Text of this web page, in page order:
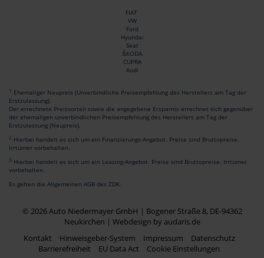
FIAT
VW
Ford
Hyundai
Seat
ŠKODA
CUPRA
Audi
1 Ehemaliger Neupreis (Unverbindliche Preisempfehlung des Herstellers am Tag der
Erstzulassung).
Der errechnete Preisvorteil sowie die angegebene Ersparnis errechnet sich gegenüber
der ehemaligen unverbindlichen Preisempfehlung des Herstellers am Tag der
Erstzulassung (Neupreis).
2 Hierbei handelt es sich um ein Finanzierungs-Angebot. Preise sind Bruttopreise.
Irrtümer vorbehalten.
3 Hierbei handelt es sich um ein Leasing-Angebot. Preise sind Bruttopreise. Irrtümer
vorbehalten.
Es gelten die Allgemeinen AGB des ZDK.
© 2026 Auto Niedermayer GmbH | Bogener Straße 8, DE-94362
Neukirchen | Webdesign by audaris.de
Kontakt
Hinweisgeber-System Impressum
Datenschutz
Barrierefreiheit
EU Data Act Cookie Einstellungen